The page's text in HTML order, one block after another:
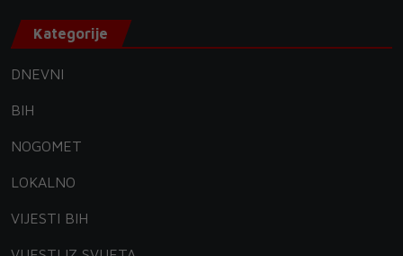
Kategorije
DNEVNI
BIH
NOGOMET
LOKALNO
VIJESTI BIH